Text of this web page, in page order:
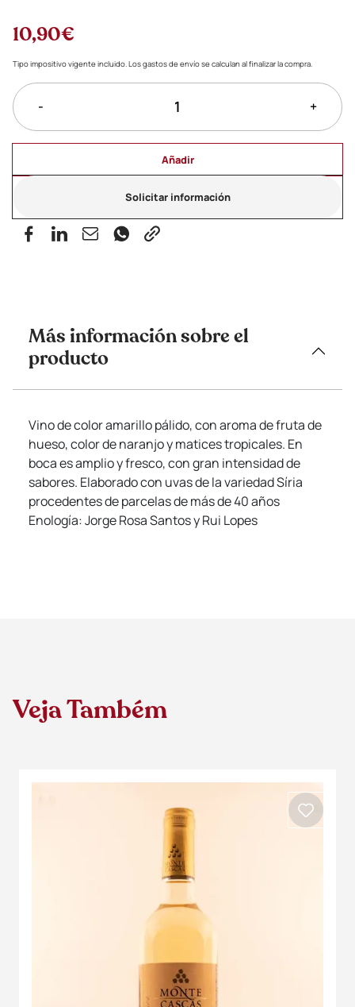
10,90€
Tipo impositivo vigente incluido. Los gastos de envío se calculan al finalizar la compra.
- +
Añadir
Solicitar información
Más información sobre el
producto
Vino de color amarillo pálido, con aroma de fruta de
hueso, color de naranjo y matices tropicales. En
boca es amplio y fresco, con gran intensidad de
sabores. Elaborado con uvas de la variedad Síria
procedentes de parcelas de más de 40 años
Enología: Jorge Rosa Santos y Rui Lopes
Veja Também